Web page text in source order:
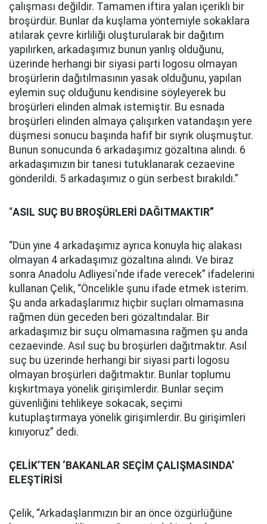
çalışması değildir. Tamamen iftira yalan içerikli bir
broşürdür. Bunlar da kuşlama yöntemiyle sokaklara
atılarak çevre kirliliği oluşturularak bir dağıtım
yapılırken, arkadaşımız bunun yanlış olduğunu,
üzerinde herhangi bir siyasi parti logosu olmayan
broşürlerin dağıtılmasının yasak olduğunu, yapılan
eylemin suç olduğunu kendisine söyleyerek bu
broşürleri elinden almak istemiştir. Bu esnada
broşürleri elinden almaya çalışırken vatandaşın yere
düşmesi sonucu başında hafif bir sıyrık oluşmuştur.
Bunun sonucunda 6 arkadaşımız gözaltına alındı. 6
arkadaşımızın bir tanesi tutuklanarak cezaevine
gönderildi. 5 arkadaşımız o gün serbest bırakıldı.”
“ASIL SUÇ BU BROŞÜRLERİ DAĞITMAKTIR”
“Dün yine 4 arkadaşımız ayrıca konuyla hiç alakası
olmayan 4 arkadaşımız gözaltına alındı. Ve biraz
sonra Anadolu Adliyesi'nde ifade verecek” ifadelerini
kullanan Çelik, “Öncelikle şunu ifade etmek isterim.
Şu anda arkadaşlarımız hiçbir suçları olmamasına
rağmen dün geceden beri gözaltındalar. Bir
arkadaşımız bir suçu olmamasına rağmen şu anda
cezaevinde. Asıl suç bu broşürleri dağıtmaktır. Asıl
suç bu üzerinde herhangi bir siyasi parti logosu
olmayan broşürleri dağıtmaktır. Bunlar toplumu
kışkırtmaya yönelik girişimlerdir. Bunlar seçim
güvenliğini tehlikeye sokacak, seçimi
kutuplaştırmaya yönelik girişimlerdir. Bu girişimleri
kınıyoruz” dedi.
ÇELİK’TEN ‘BAKANLAR SEÇİM ÇALIŞMASINDA’
ELEŞTİRİSİ
Çelik, “Arkadaşlarımızın bir an önce özgürlüğüne